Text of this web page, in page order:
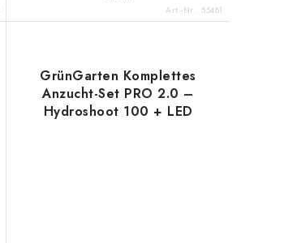
Art.-Nr.:55481
GrünGarten Komplettes
Anzucht-Set PRO 2.0 –
Hydroshoot 100 + LED